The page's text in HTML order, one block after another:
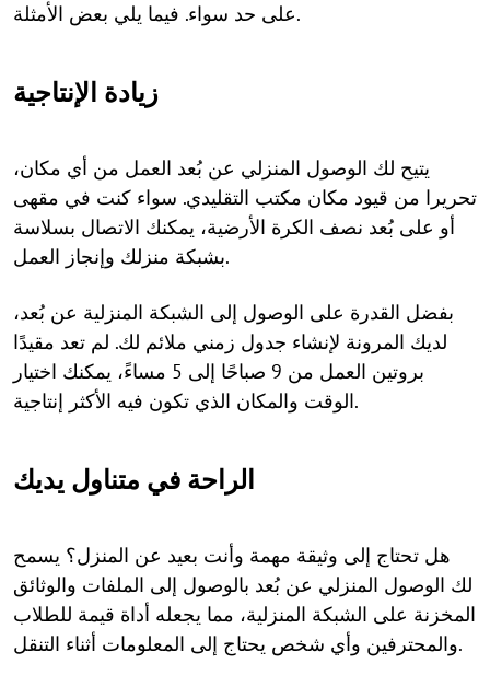
على حد سواء. فيما يلي بعض الأمثلة.
زيادة الإنتاجية
يتيح لك الوصول المنزلي عن بُعد العمل من أي مكان،
تحريرا من قيود مكان مكتب التقليدي. سواء كنت في مقهى
أو على بُعد نصف الكرة الأرضية، يمكنك الاتصال بسلاسة
بشبكة منزلك وإنجاز العمل.
بفضل القدرة على الوصول إلى الشبكة المنزلية عن بُعد،
لديك المرونة لإنشاء جدول زمني ملائم لك. لم تعد مقيدًا
بروتين العمل من 9 صباحًا إلى 5 مساءً، يمكنك اختيار
الوقت والمكان الذي تكون فيه الأكثر إنتاجية.
الراحة في متناول يديك
هل تحتاج إلى وثيقة مهمة وأنت بعيد عن المنزل؟ يسمح
لك الوصول المنزلي عن بُعد بالوصول إلى الملفات والوثائق
المخزنة على الشبكة المنزلية، مما يجعله أداة قيمة للطلاب
والمحترفين وأي شخص يحتاج إلى المعلومات أثناء التنقل.